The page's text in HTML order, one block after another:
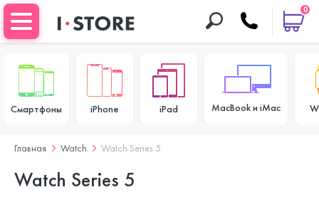
0
Смартфоны iPhone iPad MacBook и iMac
Главная Watch Watch Series 5
Watch Series 5